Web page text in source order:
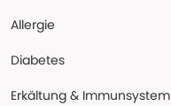
Allergie
Diabetes
Erkältung & Immunsystem